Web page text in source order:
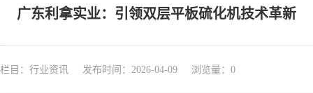
广东利拿实业：引领双层平板硫化机技术革新
栏目：行业资讯 发布时间：2026-04-09 浏览量： 0